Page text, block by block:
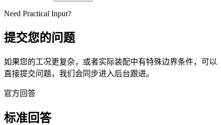
Need Practical Input?
提交您的问题
如果您的工况更复杂，或者实际装配中有特殊边界条件，可以
直接提交问题，我们会同步进入后台跟进。
官方回答
标准回答